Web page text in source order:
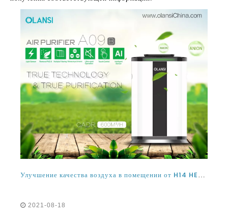
Улучшение качества воздуха в помещении от H14 HEPA Filter Air очиститель воздуха и ли работают домашние очистители воздуха
2021-08-18